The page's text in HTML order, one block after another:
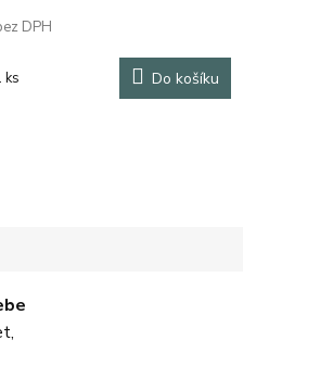
DPH
ks Do košíku